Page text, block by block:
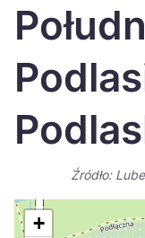
Português
Україна
Zamknij
Źródło:
+